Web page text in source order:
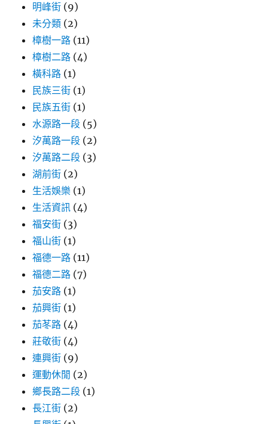
明峰街 (9)
未分類 (2)
樟樹一路 (11)
樟樹二路 (4)
橫科路 (1)
民族三街 (1)
民族五街 (1)
水源路一段 (5)
汐萬路一段 (2)
汐萬路二段 (3)
湖前街 (2)
生活娛樂 (1)
生活資訊 (4)
福安街 (3)
福山街 (1)
福德一路 (11)
福德二路 (7)
茄安路 (1)
茄興街 (1)
茄苳路 (4)
莊敬街 (4)
連興街 (9)
運動休閒 (2)
鄉長路二段 (1)
長江街 (2)